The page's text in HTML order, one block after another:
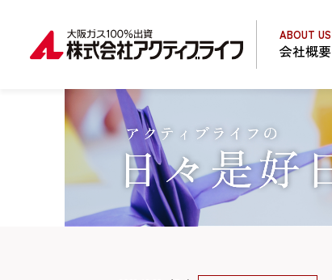
ABOUT US
会社概要